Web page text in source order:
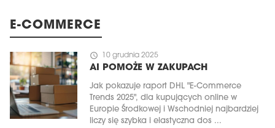
E-COMMERCE
schedule 10 grudnia 2025
AI POMOŻE W ZAKUPACH
Jak pokazuje raport DHL "E-Commerce
Trends 2025", dla kupujących online w
Europie Środkowej i Wschodniej najbardziej
liczy się szybka i elastyczna dos ...